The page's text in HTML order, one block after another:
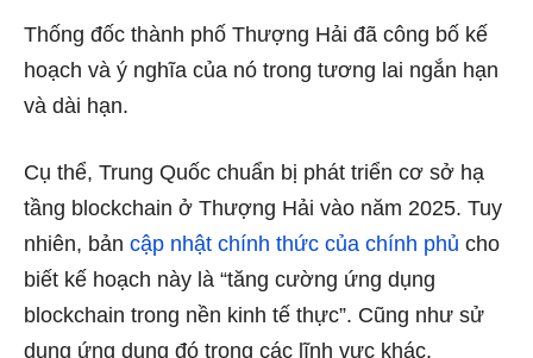
Thống đốc thành phố Thượng Hải đã công bố kế
hoạch và ý nghĩa của nó trong tương lai ngắn hạn
và dài hạn.
Cụ thể, Trung Quốc chuẩn bị phát triển cơ sở hạ
tầng blockchain ở Thượng Hải vào năm 2025. Tuy
nhiên, bản cập nhật chính thức của chính phủ cho
biết kế hoạch này là “tăng cường ứng dụng
blockchain trong nền kinh tế thực”. Cũng như sử
dụng ứng dụng đó trong các lĩnh vực khác.